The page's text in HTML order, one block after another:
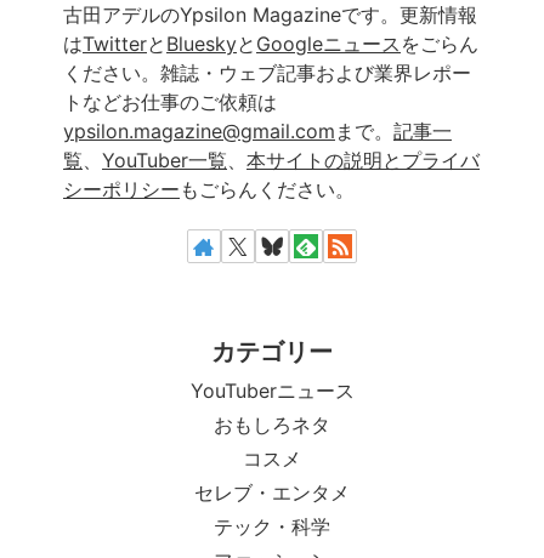
古田アデルのYpsilon Magazineです。更新情報
はTwitterと Blueskyと Googleニュース をごらん
ください。雑誌・ウェブ記事および業界レポー
トなどお仕事のご依頼は
ypsilon.magazine@gmail.com まで。 記事一
覧
YouTuber一覧
本サイトの説明とプライバ
シーポリシー もごらんください。
カテゴリー
YouTuberニュース
おもしろネタ
コスメ
セレブ・エンタメ
テック・科学